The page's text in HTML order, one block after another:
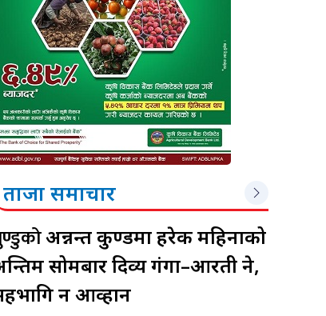
ताजा समाचार
अन्नन्त कुण्डमा हरेक महिनाको
सोमबार दिव्य गंगा–आरती हुने,
हुन आव्हान